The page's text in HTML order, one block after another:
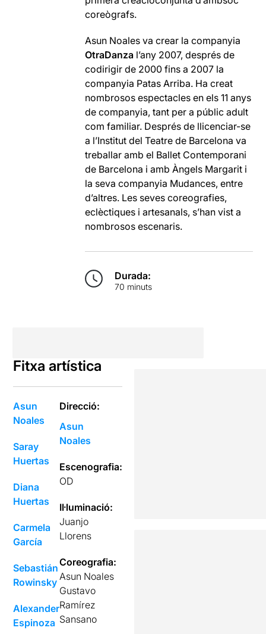
coreògrafs.
Asun Noales va crear la companyia
OtraDanza l’any 2007, després de
codirigir de 2000 fins a 2007 la
companyia Patas Arriba. Ha creat
nombrosos espectacles en els 11 anys
de companyia, tant per a públic adult
com familiar. Després de llicenciar-se
a l’Institut del Teatre de Barcelona va
treballar amb el Ballet Contemporani
de Barcelona i amb Àngels Margarit i
la seva companyia Mudances, entre
d’altres. Les seves coreografies,
eclèctiques i artesanals, s’han vist a
nombrosos escenaris.
Durada:
70 minuts
Fitxa artística
Asun
Noales
Saray
Huertas
Diana
Huertas
Carmela
García
Sebastián
Rowinsky
Alexander
Espinoza
Direcció:
Asun
Noales
Escenografia:
OD
Il·luminació:
Juanjo
Llorens
Coreografia:
Asun Noales
Gustavo
Ramírez
Sansano